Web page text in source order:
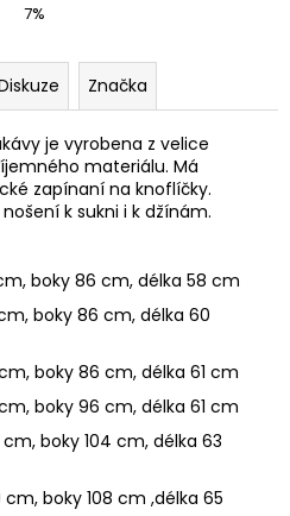
7%
Značka
je vyrobena z velice
materiálu. Má
zapínaní na knoflíčky.
k sukni i k džínám.
boky 86 cm, délka 58 cm
boky 86 cm, délka 60
boky 86 cm, délka 61 cm
boky 96 cm, délka 61 cm
boky 104 cm, délka 63
cm, boky 108 cm ,délka 65